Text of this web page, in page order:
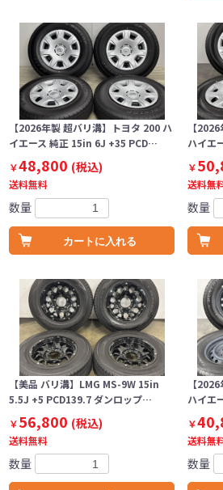
【2026年製 超バリ溝】トヨタ 200 ハ
イエース 純正 15in 6J +35 PCD…
￥48,800 (税込)
送料無料
数量
カートに入れる
【
ハイエ
￥
送料無
数量
【美品 バリ溝】LMG MS-9W 15in
5.5J +5 PCD139.7 ダンロップ…
￥56,800 (税込)
送料無料
数量
【
ハイエ
￥
送料無
数量